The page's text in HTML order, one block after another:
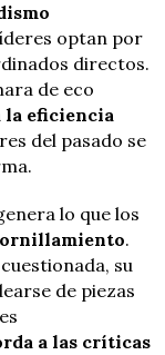
optan por
directos.
de eco
la eficiencia
del pasado se
lo que los
.
su
de piezas
a las críticas